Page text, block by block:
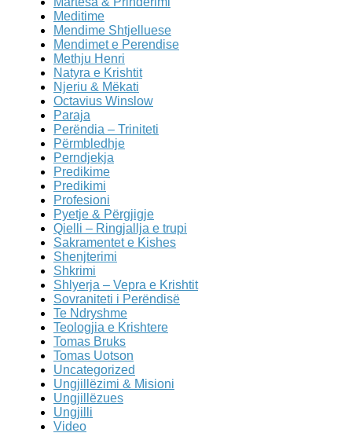
Meditime
Mendime Shtjelluese
Mendimet e Perendise
Methju Henri
Natyra e Krishtit
Njeriu & Mëkati
Octavius Winslow
Paraja
Perëndia – Triniteti
Përmbledhje
Perndjekja
Predikime
Predikimi
Profesioni
Pyetje & Përgjigje
Qielli – Ringjallja e trupi
Sakramentet e Kishes
Shenjterimi
Shkrimi
Shlyerja – Vepra e Krishtit
Sovraniteti i Perëndisë
Te Ndryshme
Teologjia e Krishtere
Tomas Bruks
Tomas Uotson
Uncategorized
Ungjillëzimi & Misioni
Ungjillëzues
Ungjilli
Video